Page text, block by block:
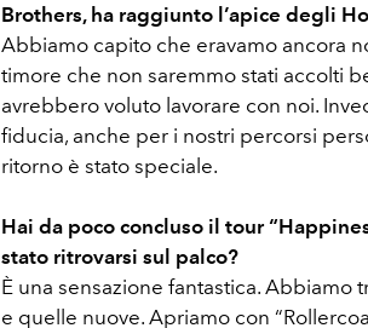
Brothers, ha raggiunto l’apice degli
Abbiamo capito che eravamo ancora
timore che non saremmo stati accolti
avrebbero voluto lavorare con noi.
fiducia, anche per i nostri percorsi
ritorno è stato speciale.
Hai da poco concluso il tour
stato ritrovarsi sul palco?
È una sensazione fantastica.
e quelle nuove. Apriamo con